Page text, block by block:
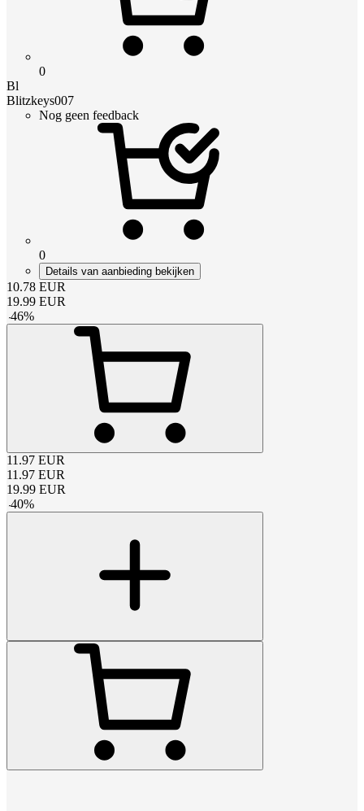
0
Bl
Blitzkeys007
Nog geen feedback
0
Details van aanbieding bekijken
10.78 EUR
19.99 EUR
-46%
11.97 EUR
11.97 EUR
19.99 EUR
-40%